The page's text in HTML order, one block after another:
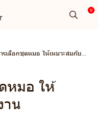
0
ลือกชุดหมอ ให้เหมาะสมกับการใช้งาน
หมอ ให้
าน